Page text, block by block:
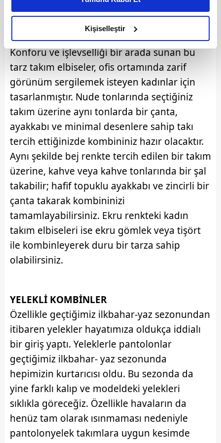
daha iyi reklam deneyimi yaşatabiliriz. Bunu yaparken
amacımızın size daha iyi bir reklam deneyimi sunmak
olduğunu ve sizlere en iyi içerikleri sunabilmek adına
elimizden gelen çabayı gösterdiğimizi ve bu noktada,
reklamların maliyetlerimizi karşılamak noktasında tek gelir
kalemimiz olduğunu sizlere hatırlatmak isteriz.
Her halükârda, kullanıcılar, bu çerezlere izin vermedikleri
takdirde, kullanıcılara hedefli reklamlar
gösterilmeyecektir."
Sizlere daha iyi bir hizmet sunabilmek için İnternet
Sitemizde kendimize ve üçüncü kişilere ait çerezler
kullanılmaktadır. Bu çerezler vasıtasıyla çeşitli kişisel
verileriniz işlenmekte olup gerekli olan çerezler bilgi
toplumu hizmetlerinin sunulması amacıyla
kullanılmaktadır. Diğer çerezler, sitemizin daha işlevsel
kılınması ve kişiselleştirilmesi ve sizlere yönelik
reklam/pazarlama faaliyetlerinin yapılması, amaçlarıyla
sınırlı olarak açık rızanız dahilinde kullanılacaktır.
Çerezlere ilişkin tercihlerinizi aşağıda yer alan panel
vasıtasıyla belirleyebilirsiniz. Çerezlere ilişkin detaylı bilgi
6698 sayılı Kişisel Verilerin Korunması Kanunu uyarınca
hazırlanmış Aydınlatma Metnimizi okumak ve sitemizde
ilgili mevzuata uygun olarak kullanılan çerezlerle ilgili bilgi
almak için lütfentıklayınız.
Kişiselleştir
tercih edenler için önceliklidir. Kalem eteğin
zarif görünümüyle taçlanan bu kombinler
günün her saatinde kullanıma uygundur.
Konforu ve işlevselliği bir arada sunan bu
tarz takım elbiseler, ofis ortamında zarif
görünüm sergilemek isteyen kadınlar için
tasarlanmıştır. Nude tonlarında seçtiğiniz
takım üzerine aynı tonlarda bir çanta,
ayakkabı ve minimal desenlere sahip takı
tercih ettiğinizde kombininiz hazır olacaktır.
Aynı şekilde bej renkte tercih edilen bir takım
üzerine, kahve veya kahve tonlarında bir şal
takabilir; hafif topuklu ayakkabı ve zincirli bir
çanta takarak kombininizi
tamamlayabilirsiniz. Ekru renkteki kadın
takım elbiseleri ise ekru gömlek veya tişört
ile kombinleyerek duru bir tarza sahip
olabilirsiniz.
YELEKLİ KOMBİNLER
Özellikle geçtiğimiz ilkbahar-yaz sezonundan
itibaren yelekler hayatımıza oldukça iddialı
bir giriş yaptı. Yeleklerle pantolonlar
geçtiğimiz ilkbahar- yaz sezonunda
hepimizin kurtarıcısı oldu. Bu sezonda da
yine farklı kalıp ve modeldeki yelekleri
sıklıkla göreceğiz. Özellikle havaların da
henüz tam olarak ısınmaması nedeniyle
pantolonyelek takımlara uygun kesimde